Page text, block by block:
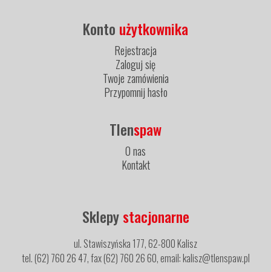
Konto użytkownika
Rejestracja
Zaloguj się
Twoje zamówienia
Przypomnij hasło
Tlenspaw
O nas
Kontakt
Sklepystacjonarne
ul. Stawiszyńska 177, 62-800 Kalisz
tel. (62) 760 26 47, fax (62) 760 26 60, email: kalisz@tlenspaw.pl